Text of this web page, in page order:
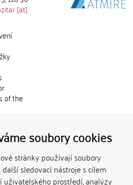
soubory cookies
stránky používají soubory
další sledovací nástroje s cílem
uživatelského prostředí, analýzy
[at]
of the
k
autora.
shall not